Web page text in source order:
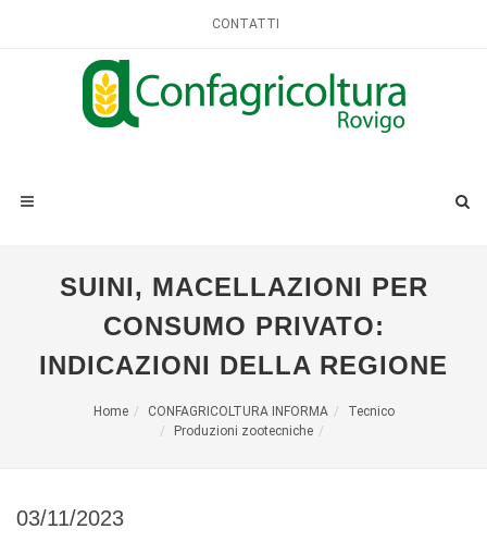
CONTATTI
SUINI, MACELLAZIONI PER
CONSUMO PRIVATO:
INDICAZIONI DELLA REGIONE
Home CONFAGRICOLTURA INFORMA
Tecnico
Produzioni zootecniche
03/11/2023